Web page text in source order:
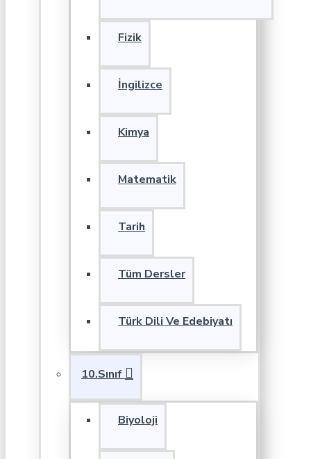
Fizik
İngilizce
Kimya
Matematik
Tarih
Tüm Dersler
Türk Dili Ve Edebiyatı
10.Sınıf
Biyoloji